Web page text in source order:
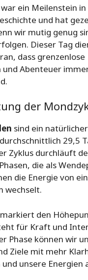
ein Meilenstein
und hat
wir mutig genug
Dieser Tag
dass grenzenlose
und Abenteuer
der
sind ein
29,5
Zyklus durchläuft
die als
die Energie von
wechselt.
den
für Kraft und
Phase können wir
Ziele mit mehr
unsere Energien